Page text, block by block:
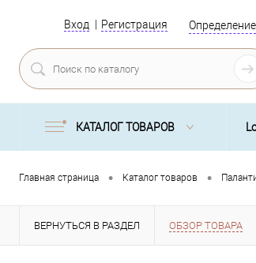
Вход Регистрация Определение
КАТАЛОГ ТОВАРОВ
Главная страница • Каталог товаров •
ВЕРНУТЬСЯ В РАЗДЕЛ ОБЗОР ТОВАРА